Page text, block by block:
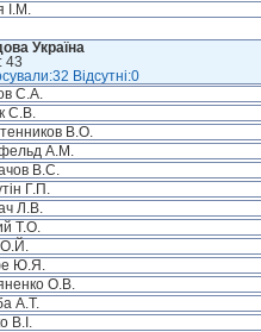
І.М.
Україна
43
Відсутні:0
С.А.
С.В.
В.О.
А.М.
В.С.
Г.П.
Л.В.
Т.О.
О.Й.
Ю.Я.
О.В.
А.Т.
В.І.